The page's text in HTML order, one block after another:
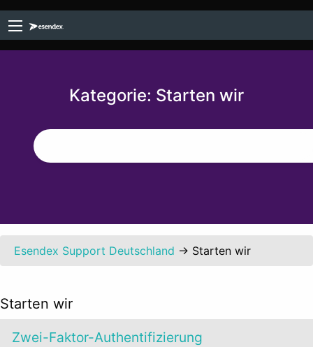
Kategorie: Starten wir
Esendex Support Deutschland → Starten wir
Starten wir
Zwei-Faktor-Authentifizierung